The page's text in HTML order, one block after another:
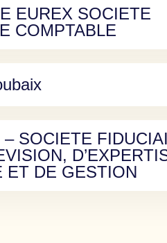
EUREX SOCIETE
COMPTABLE
SOCIETE
ET DE GESTION